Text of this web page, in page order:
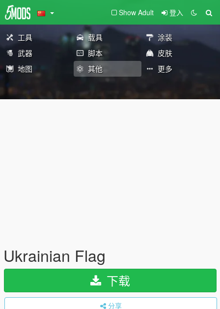
Show Adult 登入
工具 载具
涂装
武器
脚本
皮肤
地图
其他 更多
Ukrainian Flag
下载
分享